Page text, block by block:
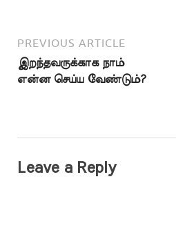
PREVIOUS ARTICLE
இறந்தவருக்காக நாம்
என்ன செய்ய வேண்டும்?
Leave a Reply